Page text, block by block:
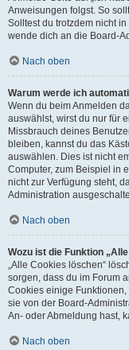
Anweisungen folgst. So
Solltest du trotzdem nicht
wende dich an die Board-
Nach oben
Warum werde ich
Wenn du beim Anmelden
auswählst, wirst du nur für
Missbrauch deines
bleiben, kannst du das
auswählen. Dies ist nicht
Computer, zum Beispiel in
nicht zur Verfügung steht,
Administration
Nach oben
Wozu ist die Funktion
„Alle Cookies löschen“
sorgen, dass du im Forum
Cookies einige Funktionen,
sie von der Board-
An- oder Abmeldung hast,
Nach oben